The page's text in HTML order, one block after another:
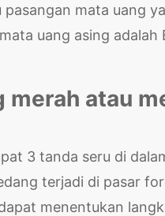
pasangan mata uang
uang asing adalah
merah atau
3 tanda seru di
terjadi di pasar
menentukan